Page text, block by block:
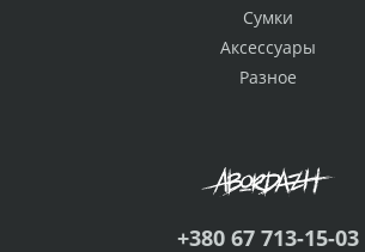
Сумки
Аксессуары
Разное
+380 67 713-15-03